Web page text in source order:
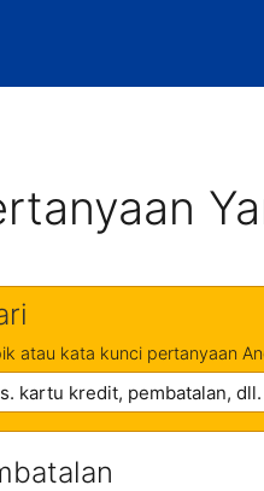
atau kata kunci pertanyaan